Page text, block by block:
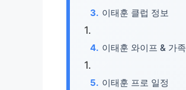
이태훈 클럽 정보
이태훈 와이프 & 가족
이태훈 프로 일정